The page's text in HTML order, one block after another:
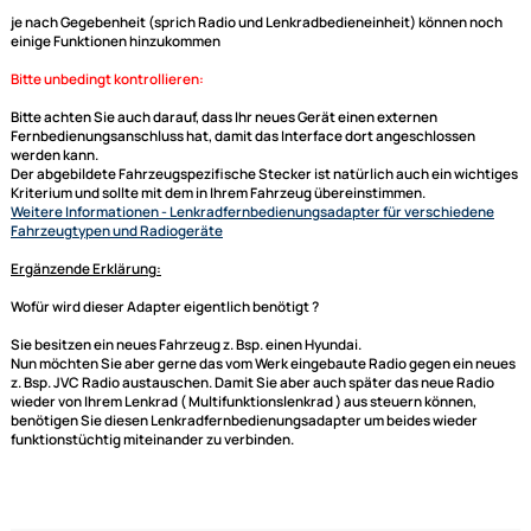
Sie benötigen kein zusätzlichesRadioanschlusskabel, da dieses
Lenkradinterfaceschon einen Fahrzeugspezifischen Kabelsatz auf ISO
Signale wie der Speed Pulse (Geschwindigkeitssignal), Zündungsplus,
Rückfahrsignal oder Innenraumbeleuchtung zur Verfügung gestellt.
Daten werden dann aber auch immer gesondert in der Beschreibung mit
aufgeführt.
generell unterstützte Funktionen:
Laut -- Leise
Sender skip (hoch/runter)
je nach Gegebenheit (sprich Radio und Lenkradbedieneinheit) können
einige Funktionen hinzukommen
Bitte unbedingt kontrollieren:
Bitte achten Sie auch darauf, dass Ihr neues Gerät einen externen
Fernbedienungsanschluss hat, damit das Interface dort angeschlossen
Ultramall